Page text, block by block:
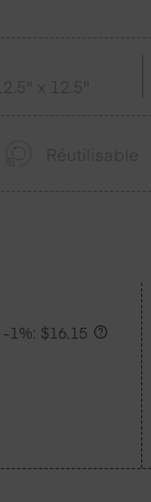
-1%: $16.15